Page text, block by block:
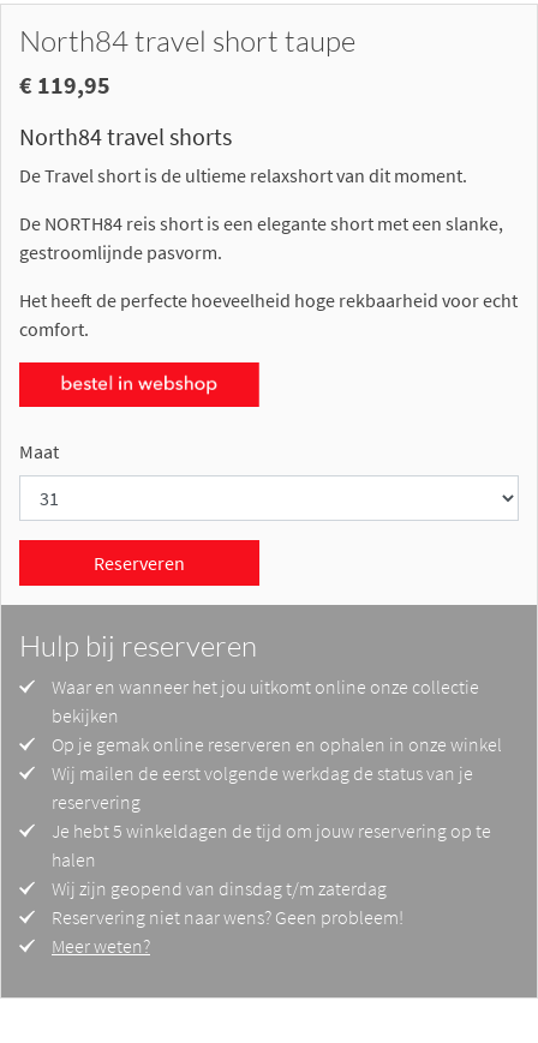
North84 travel short taupe
€ 119,95
North84 travel shorts
De Travel short is de ultieme relaxshort van dit moment.
De NORTH84 reis short is een elegante short met een slanke,
gestroomlijnde pasvorm.
Het heeft de perfecte hoeveelheid hoge rekbaarheid voor echt
comfort.
Maat
Reserveren
Hulp bij reserveren
Waar en wanneer het jou uitkomt online onze collectie
bekijken
Op je gemak online reserveren en ophalen in onze winkel
Wij mailen de eerst volgende werkdag de status van je
reservering
Je hebt 5 winkeldagen de tijd om jouw reservering op te
halen
Wij zijn geopend van dinsdag t/m zaterdag
Reservering niet naar wens? Geen probleem!
Meer weten?